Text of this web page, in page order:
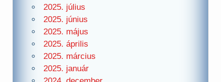
2025. július
2025. június
2025. május
2025. április
2025. március
2025. január